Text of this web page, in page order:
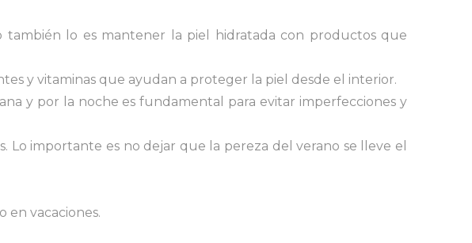
también lo es mantener la piel hidratada con productos que
y vitaminas que ayudan a proteger la piel desde el interior.
y por la noche es fundamental para evitar imperfecciones y
Lo importante es no dejar que la pereza del verano se lleve el
en vacaciones.